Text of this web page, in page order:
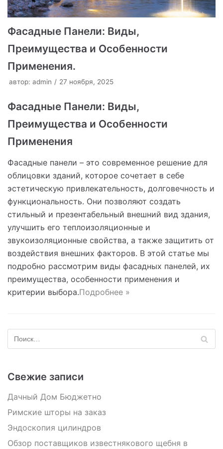
Фасадные Панели: Виды,
Преимущества и Особенности
Применения.
автор: admin 27 ноября, 2025
Фасадные Панели: Виды,
Преимущества и Особенности
Применения
Фасадные панели – это современное решение для
облицовки зданий, которое сочетает в себе
эстетическую привлекательность, долговечность и
функциональность. Они позволяют создать
стильный и презентабельный внешний вид здания,
улучшить его теплоизоляционные и
звукоизоляционные свойства, а также защитить от
воздействия внешних факторов. В этой статье мы
подробно рассмотрим виды фасадных панелей, их
преимущества, особенности применения и
критерии выбора.Подробнее »
Свежие записи
Дачный Дом Бюджетно
Римские шторы на заказ
Эндоскопия цилиндров
Обзор поставщиков известнякового щебня в